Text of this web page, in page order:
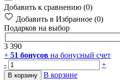
Добавить к сравнению (0)
Добавить в Избранное (0)
Подарков на выбор
3 390
+ 51 бонусов на бонусный счет
-
+
В корзину
В корзине